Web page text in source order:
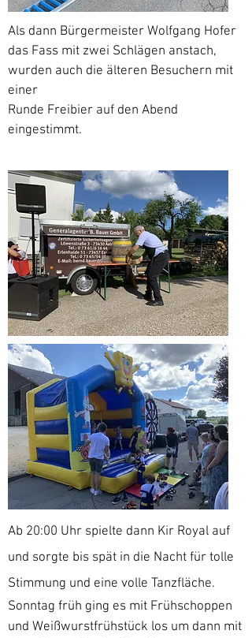
Als dann Bürgermeister Wolfgang Hofer
das Fass mit zwei Schlägen anstach,
wurden auch die älteren Besuchern mit
einer
Runde Freibier auf den Abend
eingestimmt.
Ab 20:00 Uhr spielte dann Kir Royal auf
und sorgte bis spät in die Nacht für tolle
Stimmung und eine volle Tanzfläche.
Sonntag früh ging es mit Frühschoppen
und Weißwurstfrühstück los um dann mit